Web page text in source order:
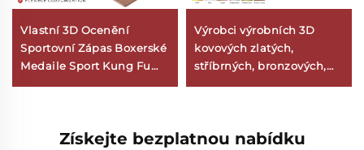
Vlastní 3D Ocenění
Sportovní Zápas Boxerské
Medaile Sport Kung Fu
Výrobci výrobních 3D
kovových zlatých,
stříbrných, bronzových,
medaile
Získejte bezplatnou nabídku